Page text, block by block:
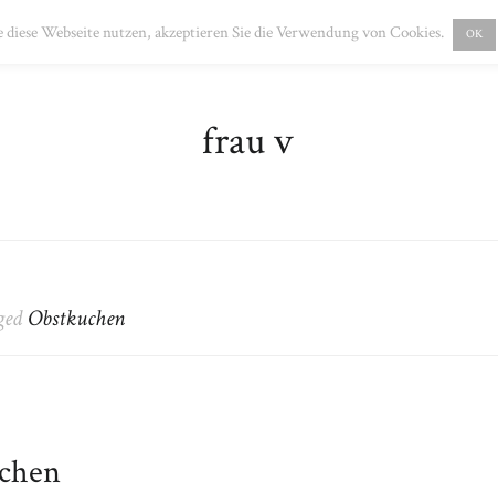
DATENSCHUTZ
frau v
Obstkuchen
Webseite nutzen, akzeptieren Sie die Verwendung von Cookies. OK